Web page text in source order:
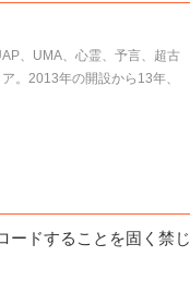
、UMA、心霊、予言、超古
。2013年の開設から13年、
ードすることを固く禁じ